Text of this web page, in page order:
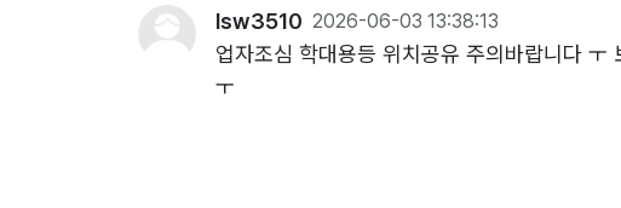
lsw3510 2026-06-03 13:38:13
업자조심 학대용등 위치공유 주의바랍니다 ㅜ
ㅜ